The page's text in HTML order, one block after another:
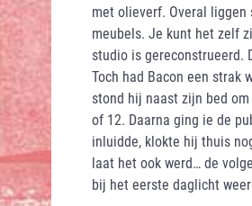
met olieverf. Overal
meubels. Je kunt het zelf
studio is gereconstrueerd.
Toch had Bacon een strak
stond hij naast zijn bed
of 12. Daarna ging ie de
inluidde, klokte hij thuis
laat het ook werd… de
bij het eerste daglicht